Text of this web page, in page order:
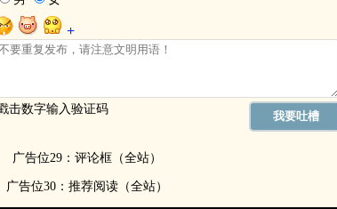
广告位29：评论框（全站）
广告位30：推荐阅读（全站）